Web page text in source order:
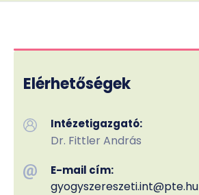
Elérhetőségek
Intézetigazgató:
Dr. Fittler András
E-mail cím:
gyogyszereszeti.int@pte.hu